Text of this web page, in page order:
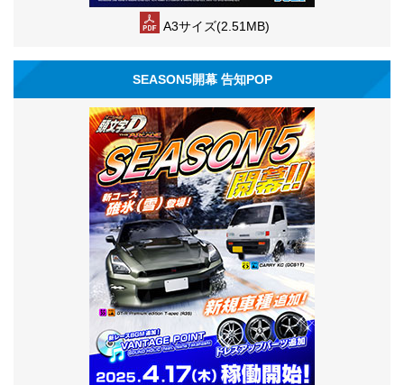
A3サイズ(2.51MB)
SEASON5開幕 告知POP